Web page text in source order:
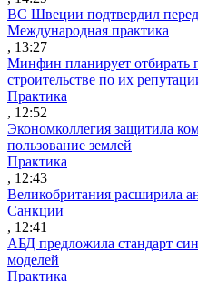
ВС Швеции подтвердил
Международная практика
, 13:27
Минфин планирует отбирать
строительстве по их
Практика
, 12:52
Экономколлегия защитила
пользование землей
Практика
, 12:43
Великобритания расширила
Санкции
, 12:41
АБД предложила стандарт
моделей
Практика